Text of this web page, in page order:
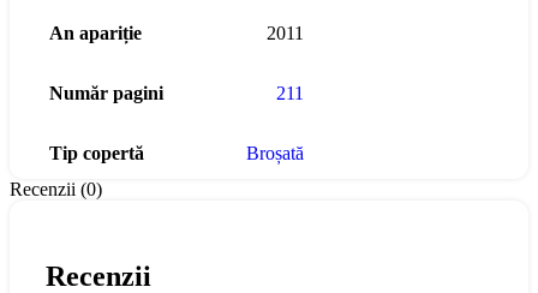
An apariție 2011
Număr pagini 211
Tip copertă
Broșată
Recenzii (0)
Recenzii